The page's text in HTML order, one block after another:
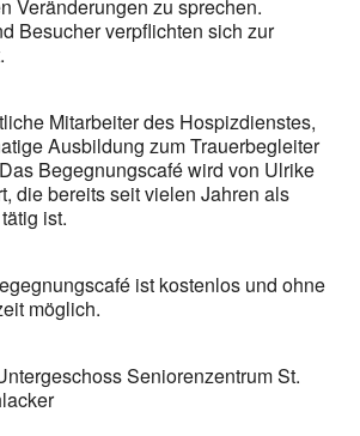
Veränderungen zu sprechen.
Besucher verpflichten sich zur
Mitarbeiter des Hospizdienstes,
Ausbildung zum Trauerbegleiter
Begegnungscafé wird von Ulrike
die bereits seit vielen Jahren als
ist.
ist kostenlos und ohne
möglich.
Seniorenzentrum St.